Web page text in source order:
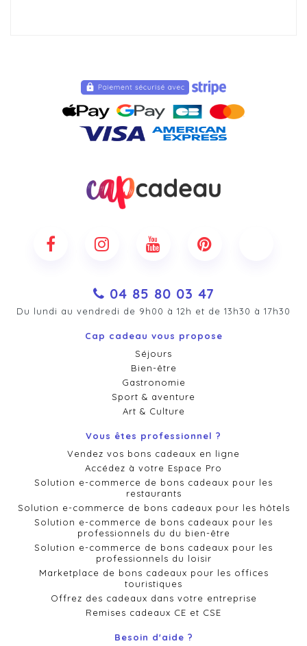
04 85 80 03 47
Du lundi au vendredi de 9h00 à 12h et de 13h30 à 17h30
Cap cadeau vous propose
Séjours
Bien-être
Gastronomie
Sport & aventure
Art & Culture
Vous êtes professionnel ?
Vendez vos bons cadeaux en ligne
Accédez à votre Espace Pro
Solution e-commerce de bons cadeaux pour les
restaurants
Solution e-commerce de bons cadeaux pour les hôtels
Solution e-commerce de bons cadeaux pour les
professionnels du du bien-être
Solution e-commerce de bons cadeaux pour les
professionnels du loisir
Marketplace de bons cadeaux pour les offices
touristiques
Offrez des cadeaux dans votre entreprise
Remises cadeaux CE et CSE
Besoin d'aide ?